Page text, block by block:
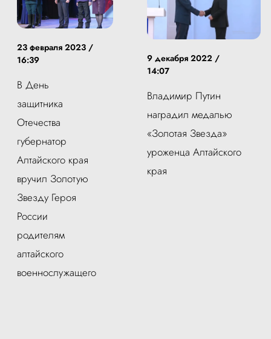
23 февраля 2023 /
16:39
В День
защитника
Отечества
губернатор
Алтайского края
вручил Золотую
Звезду Героя
России
родителям
алтайского
военнослужащего
9 декабря 2022 /
14:07
Владимир Путин
наградил медалью
«Золотая Звезда»
уроженца Алтайского
края